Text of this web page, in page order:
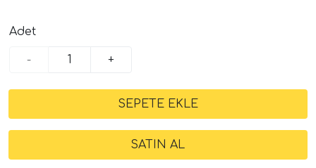
Adet
- +